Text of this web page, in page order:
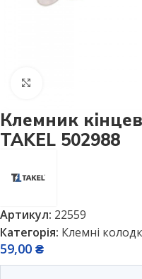
Клемник
TAKEL 502988
Артикул: 22559
Категорія: Клемні
59,00 ₴